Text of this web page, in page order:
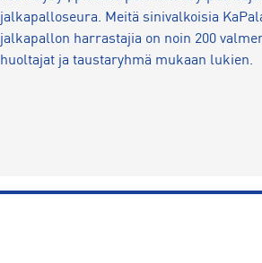
jalkapalloseura. Meitä sinivalkoisia
jalkapallon harrastajia on noin 200
huoltajat ja taustaryhmä mukaan lukien.